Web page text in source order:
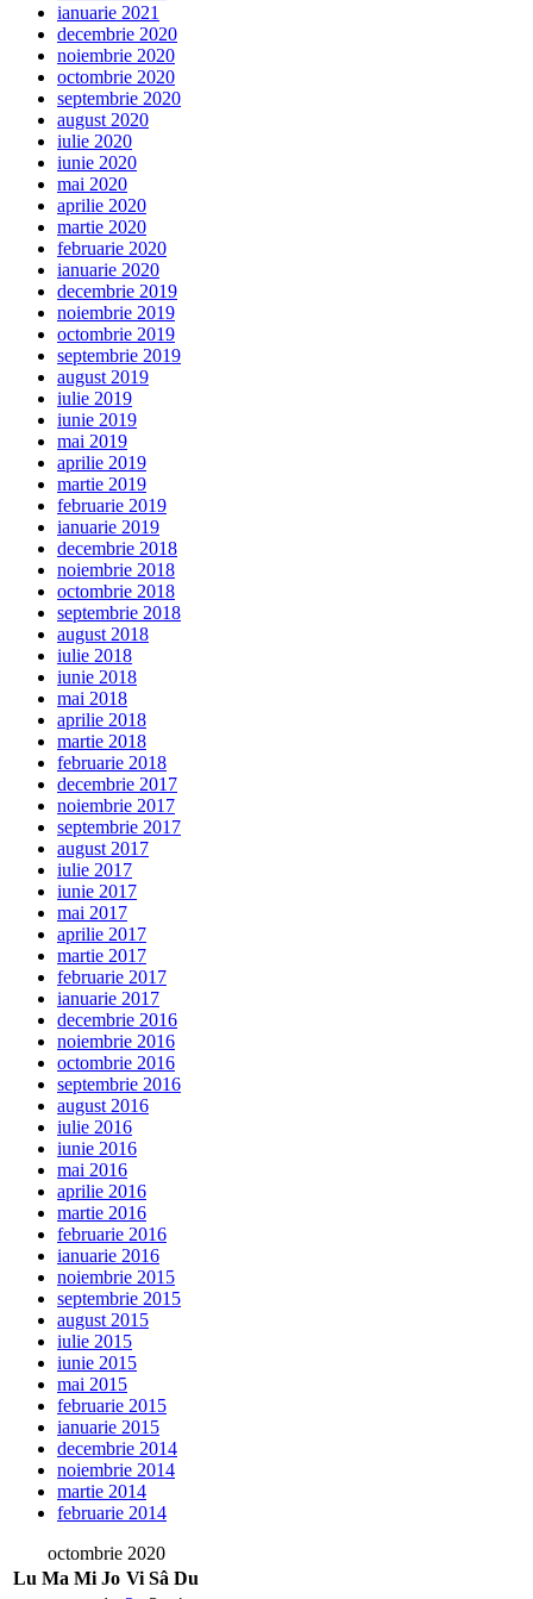
ianuarie 2021
decembrie 2020
noiembrie 2020
octombrie 2020
septembrie 2020
august 2020
iulie 2020
iunie 2020
mai 2020
aprilie 2020
martie 2020
februarie 2020
ianuarie 2020
decembrie 2019
noiembrie 2019
octombrie 2019
septembrie 2019
august 2019
iulie 2019
iunie 2019
mai 2019
aprilie 2019
martie 2019
februarie 2019
ianuarie 2019
decembrie 2018
noiembrie 2018
octombrie 2018
septembrie 2018
august 2018
iulie 2018
iunie 2018
mai 2018
aprilie 2018
martie 2018
februarie 2018
decembrie 2017
noiembrie 2017
septembrie 2017
august 2017
iulie 2017
iunie 2017
mai 2017
aprilie 2017
martie 2017
februarie 2017
ianuarie 2017
decembrie 2016
noiembrie 2016
octombrie 2016
septembrie 2016
august 2016
iulie 2016
iunie 2016
mai 2016
aprilie 2016
martie 2016
februarie 2016
ianuarie 2016
noiembrie 2015
septembrie 2015
august 2015
iulie 2015
iunie 2015
mai 2015
februarie 2015
ianuarie 2015
decembrie 2014
noiembrie 2014
martie 2014
februarie 2014
octombrie 2020
Lu Ma Mi Jo Vi Sâ Du